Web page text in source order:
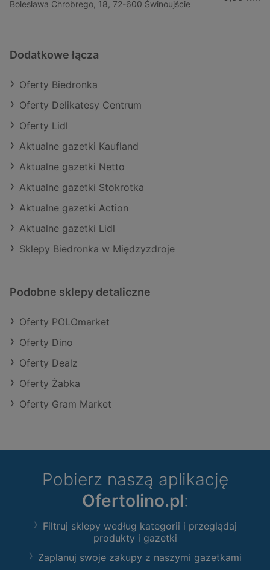
Bolesława Chrobrego, 18, 72-600 Świnoujście
Dodatkowe łącza
Oferty Biedronka
Oferty Delikatesy Centrum
Oferty Lidl
Aktualne gazetki Kaufland
Aktualne gazetki Netto
Aktualne gazetki Stokrotka
Aktualne gazetki Action
Aktualne gazetki Lidl
Sklepy Biedronka w Międzyzdroje
Podobne sklepy detaliczne
Oferty POLOmarket
Oferty Dino
Oferty Dealz
Oferty Żabka
Oferty Gram Market
Pobierz naszą aplikację
Ofertolino.pl:
Filtruj sklepy według kategorii i przeglądaj
produkty i gazetki
Zaplanuj swoje zakupy z naszymi gazetkami